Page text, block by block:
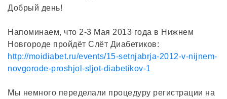
Добрый день!
Напоминаем, что 2-3 Мая 2013 года в Нижнем
Новгороде пройдёт Слёт Диабетиков:
http://moidiabet.ru/events/15-setnjabrja-2012-v-nijnem-
novgorode-proshjol-sljot-diabetikov-1
Мы немного переделали процедуру регистрации на